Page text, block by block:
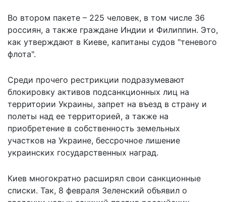
Во втором пакете – 225 человек, в том числе 36
россиян, а также граждане Индии и Филиппин. Это,
как утверждают в Киеве, капитаны судов "теневого
флота".
Среди прочего рестрикции подразумевают
блокировку активов подсанкционных лиц на
территории Украины, запрет на въезд в страну и
полеты над ее территорией, а также на
приобретение в собственность земельных
участков на Украине, бессрочное лишение
украинских государственных наград.
Киев многократно расширял свои санкционные
списки. Так, 8 февраля Зеленский объявил о